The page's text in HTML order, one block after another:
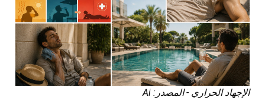
الإجهاد الحراري - المصدر: Ai